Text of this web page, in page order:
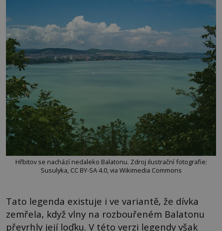
Hřbitov se nachází nedaleko Balatonu. Zdroj ilustrační fotografie:
Susulyka, CC BY-SA 4.0, via Wikimedia Commons
Tato legenda existuje i ve variantě, že dívka
zemřela, když vlny na rozbouřeném Balatonu
převrhly její loďku. V této verzi legendy však